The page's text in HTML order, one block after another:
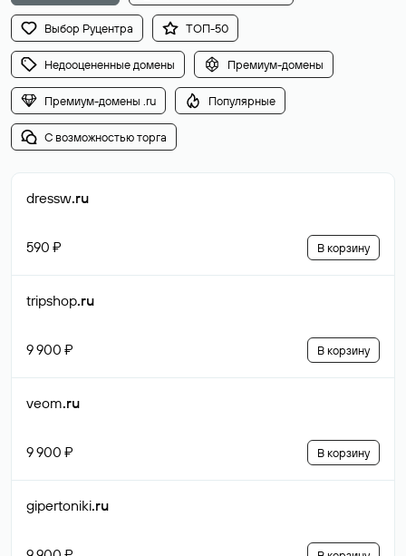
Выбор Руцентра ТОП-50
Недооцененные домены Премиум-домены
Премиум-домены .ru Популярные
С возможностью торга
dressw.ru
590 ₽ В корзину
tripshop.ru
9 900 ₽ В корзину
veom.ru
9 900 ₽ В корзину
gipertoniki.ru